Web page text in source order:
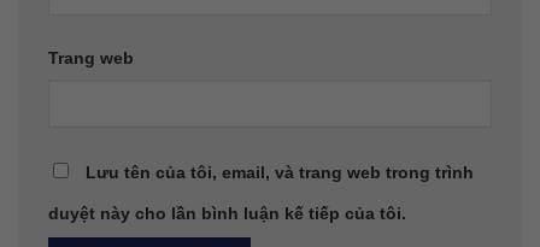
Trang web
Lưu tên của tôi, email, và trang web trong trình
duyệt này cho lần bình luận kế tiếp của tôi.